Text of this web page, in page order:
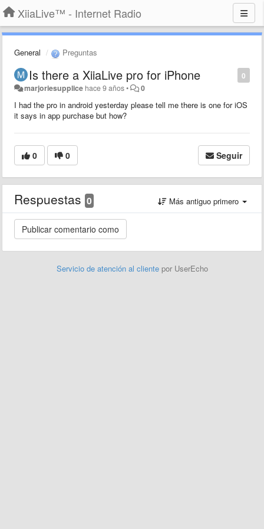
XiiaLive™ - Internet Radio
General Preguntas
0
Is there a XiiaLive pro for iPhone
marjoriesupplice hace 9 años• 0
I had the pro in android yesterday please tell me there is one for iOS
it says in app purchase but how?
0 0 Seguir
Respuestas 0 Más antiguo primero
Servicio de atención al cliente por UserEcho